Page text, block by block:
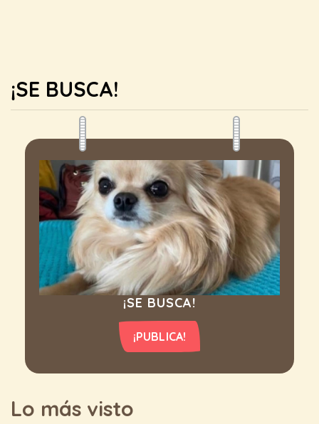
¡SE BUSCA!
¡SE BUSCA!
¡PUBLICA!
Lo más visto